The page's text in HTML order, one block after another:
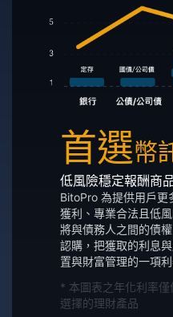
首選幣
低風險穩定報酬商
BitoPro 為提供用戶更
獲利、專業合法且低
將與債務人之間的債
認購，把獲取的利息
置與財富管理的一項利
* 本圖表之年化利率
選擇的理財產品